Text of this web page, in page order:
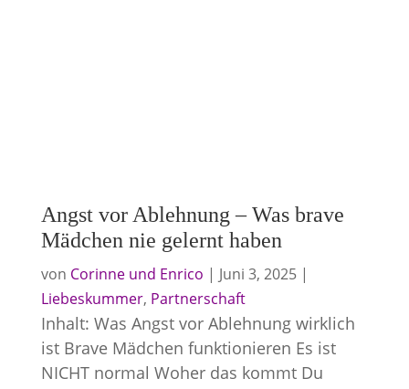
Angst vor Ablehnung – Was brave
Mädchen nie gelernt haben
von Corinne und Enrico | Juni 3, 2025|
Liebeskummer, Partnerschaft
Inhalt: Was Angst vor Ablehnung wirklich
ist Brave Mädchen funktionieren Es ist
NICHT normal Woher das kommt Du